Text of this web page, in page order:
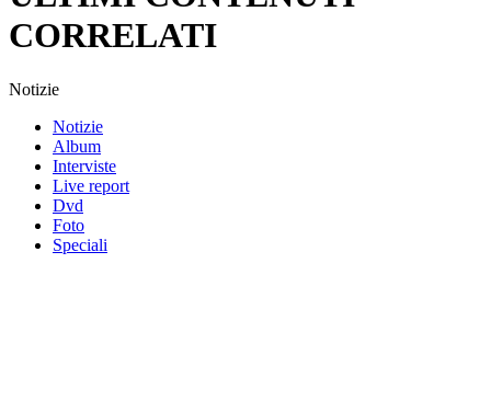
CORRELATI
Notizie
Notizie
Album
Interviste
Live report
Dvd
Foto
Speciali